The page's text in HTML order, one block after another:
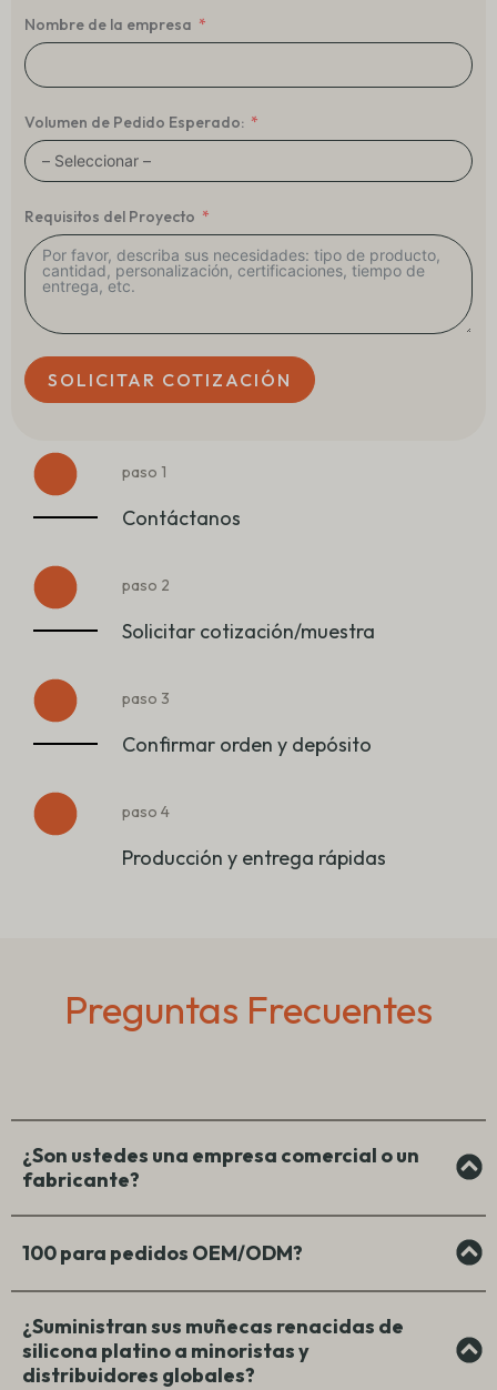
Nombre de la empresa
Volumen de Pedido Esperado:
Requisitos del Proyecto
SOLICITAR COTIZACIÓN
paso 1
Contáctanos
paso 2
Solicitar cotización/muestra
paso 3
Confirmar orden y depósito
paso 4
Producción y entrega rápidas
Preguntas Frecuentes
¿Son ustedes una empresa comercial o un
fabricante?
100 para pedidos OEM/ODM?
¿Suministran sus muñecas renacidas de
silicona platino a minoristas y
distribuidores globales?